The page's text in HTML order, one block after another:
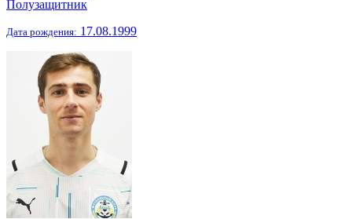
Полузащитник
Дата рождения: 17.08.1999